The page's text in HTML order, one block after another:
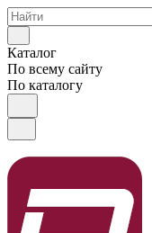
Каталог
По всему сайту
По каталогу